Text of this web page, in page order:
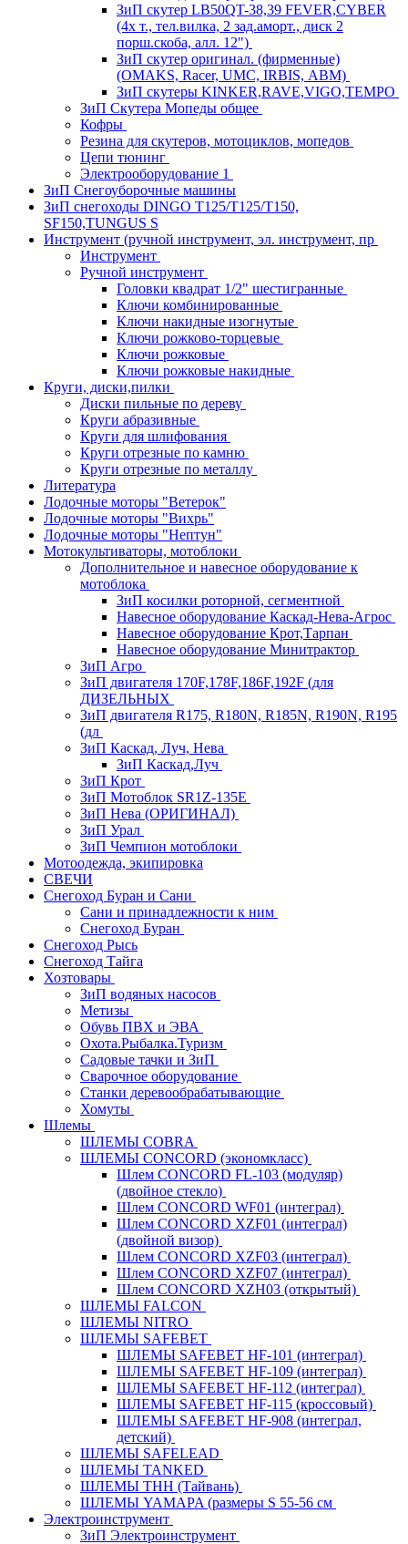
ЗиП скутер LB50QT-38,39 FEVER,CYBER
(4х т., тел.вилка, 2 зад.аморт., диск 2
порш.скоба, алл. 12")
ЗиП скутер оригинал. (фирменные)
(OMAKS, Racer, UMC, IRBIS, АВМ)
ЗиП скутеры KINKER,RAVE,VIGO,TEMPO
ЗиП Скутера Мопеды общее
Кофры
Резина для скутеров, мотоциклов, мопедов
Цепи тюнинг
Электрооборудование 1
ЗиП Снегоуборочные машины
ЗиП снегоходы DINGO T125/T125/T150,
SF150,TUNGUS S
Инструмент (ручной инструмент, эл. инструмент, пр
Инструмент
Ручной инструмент
Головки квадрат 1/2" шестигранные
Ключи комбинированные
Ключи накидные изогнутые
Ключи рожково-торцевые
Ключи рожковые
Ключи рожковые накидные
Круги, диски,пилки
Диски пильные по дереву
Круги абразивные
Круги для шлифования
Круги отрезные по камню
Круги отрезные по металлу
Литература
Лодочные моторы "Ветерок"
Лодочные моторы "Вихрь"
Лодочные моторы "Нептун"
Мотокультиваторы, мотоблоки
Дополнительное и навесное оборудование к
мотоблока
ЗиП косилки роторной, сегментной
Навесное оборудование Каскад-Нева-Агрос
Навесное оборудование Крот,Тарпан
Навесное оборудование Минитрактор
ЗиП Агро
ЗиП двигателя 170F,178F,186F,192F (для
ДИЗЕЛЬНЫХ
ЗиП двигателя R175, R180N, R185N, R190N, R195
(дл
ЗиП Каскад, Луч, Нева
ЗиП Каскад,Луч
ЗиП Крот
ЗиП Мотоблок SR1Z-135E
ЗиП Нева (ОРИГИНАЛ)
ЗиП Урал
ЗиП Чемпион мотоблоки
Мотоодежда, экипировка
СВЕЧИ
Снегоход Буран и Сани
Сани и принадлежности к ним
Снегоход Буран
Снегоход Рысь
Снегоход Тайга
Хозтовары
ЗиП водяных насосов
Метизы
Обувь ПВХ и ЭВА
Охота.Рыбалка.Туризм
Садовые тачки и ЗиП
Сварочное оборудование
Станки деревообрабатывающие
Хомуты
Шлемы
ШЛЕМЫ COBRA
ШЛЕМЫ CONCORD (экономкласс)
Шлем CONCORD FL-103 (модуляр)
(двойное стекло)
Шлем CONCORD WF01 (интеграл)
Шлем CONCORD XZF01 (интеграл)
(двойной визор)
Шлем CONCORD XZF03 (интеграл)
Шлем CONCORD XZF07 (интеграл)
Шлем CONCORD XZH03 (открытый)
ШЛЕМЫ FALCON
ШЛЕМЫ NITRO
ШЛЕМЫ SAFEBET
ШЛЕМЫ SAFEBET HF-101 (интеграл)
ШЛЕМЫ SAFEBET HF-109 (интеграл)
ШЛЕМЫ SAFEBET HF-112 (интеграл)
ШЛЕМЫ SAFEBET HF-115 (кроссовый)
ШЛЕМЫ SAFEBET HF-908 (интеграл,
детский)
ШЛЕМЫ SAFELEAD
ШЛЕМЫ TANKED
ШЛЕМЫ THH (Тайвань)
ШЛЕМЫ YAMAPA (размеры S 55-56 см
Электроинструмент
ЗиП Электроинструмент